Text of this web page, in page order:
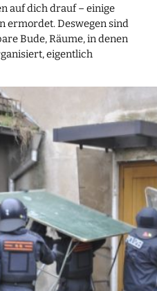
auf dich drauf – einige
ermordet. Deswegen sind
Bude, Räume, in denen
eigentlich